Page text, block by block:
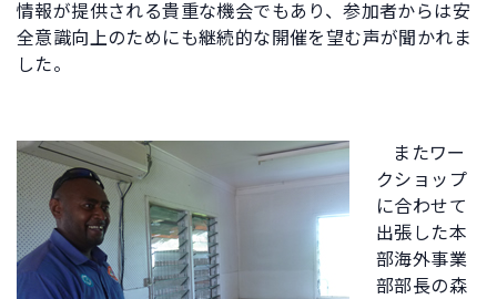
情報が提供される貴重な機会でもあり、参加者からは安
全意識向上のためにも継続的な開催を望む声が聞かれま
した。
またワー
クショップ
に合わせて
出張した本
部海外事業
部部長の森